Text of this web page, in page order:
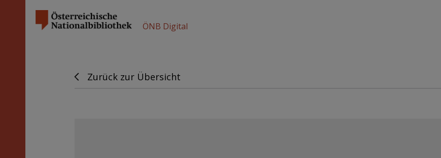
ÖNB Digital
Zurück zur Übersicht